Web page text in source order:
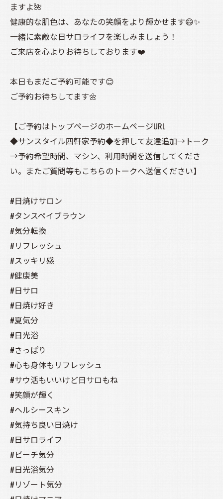
ますよ🌺
健康的な肌色は、あなたの笑顔をより輝かせます😄✨
一緒に素敵な日サロライフを楽しみましょう！
ご来店を心よりお待ちしております❤️
本日もまだご予約可能です😊
ご予約お待ちしてます🌼
【ご予約はトップページのホームページURL
◆サンスタイル四軒家予約◆を押して友達追加→トーク
→予約希望時間、マシン、利用時間を送信してくださ
い。またご質問等もこちらのトークへ送信ください】
#日焼けサロン
#タンスペイブラウン
#気分転換
#リフレッシュ
#スッキリ感
#健康美
#日サロ
#日焼け好き
#夏気分
#日光浴
#さっぱり
#心も身体もリフレッシュ
#サウ活もいいけど日サロもね
#笑顔が輝く
#ヘルシースキン
#気持ち良い日焼け
#日サロライフ
#ビーチ気分
#日光浴気分
#リゾート気分